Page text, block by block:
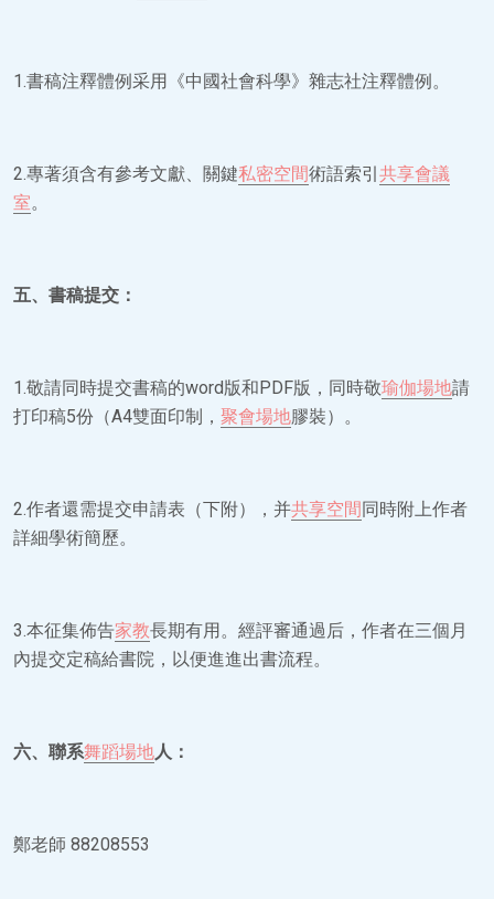
1.書稿注釋體例采用《中國社會科學》雜志社注釋體例。
2.專著須含有參考文獻、關鍵私密空間術語索引共享會議
室。
五、書稿提交：
1.敬請同時提交書稿的word版和PDF版，同時敬瑜伽場地請
打印稿5份（A4雙面印制， 聚會場地膠裝）。
2.作者還需提交申請表（下附），并共享空間同時附上作者
詳細學術簡歷。
3.本征集佈告家教長期有用。經評審通過后，作者在三個月
內提交定稿給書院，以便進進出書流程。
六、聯系舞蹈場地人：
鄭老師 88208553